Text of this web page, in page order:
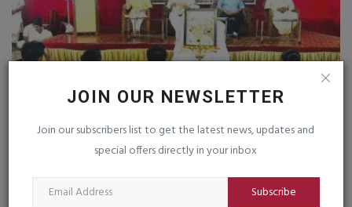
JOIN OUR NEWSLETTER
Join our subscribers list to get the latest news, updates and
special offers directly in your inbox
Subscribe
saurashtrabhoomi Sep 10, 2025